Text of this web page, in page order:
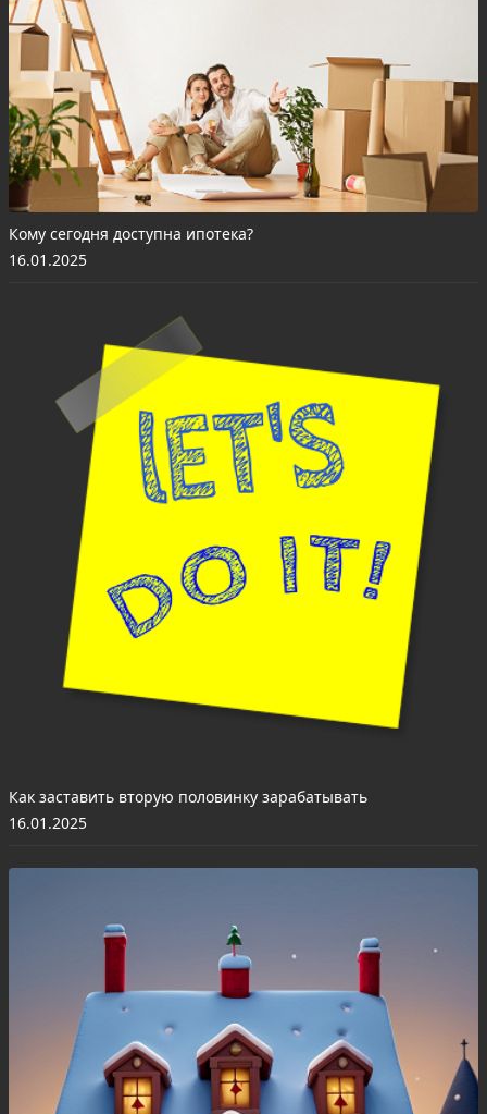
Кому сегодня доступна ипотека?
16.01.2025
Как заставить вторую половинку зарабатывать
16.01.2025